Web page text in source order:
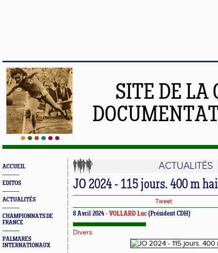
SITE DE LA
ACCUEIL
EDITOS
ACTUALITÉS
CHAMPIONNATS DE
FRANCE
PALMARES
INTERNATIONAUX
ACTUALITÉS
JO 2024 - 115 jours. 400 m
Tweet
8 Avril 2024 - VOLLARD Luc (Président CDH)
Divers